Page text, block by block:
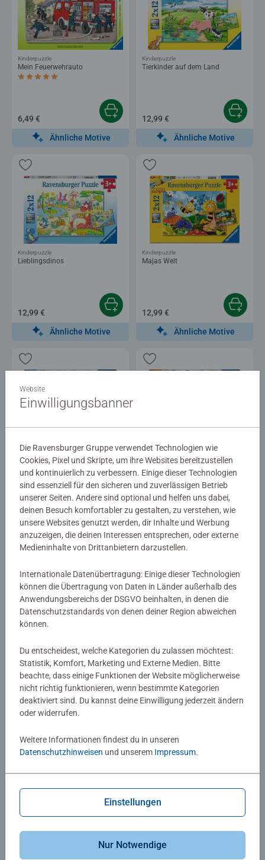
Mein Feuerwehrauto
Durchschnittliche Bewertung 5,0 von 5 Sternen.
Kinderpuzzle
6,49 €
Ähnliche Motive
Tierkinder auf dem Land
Kinderpuzzle
12,99 €
Ähnliche Motive
Lieblingsdinos
Kinderpuzzle
12,99 €
Ähnliche Motive
Majas Welt
Kinderpuzzle
12,99 €
Ähnliche Motive
Peppas Abenteuer
Kinderpuzzle
12,99 €
Ähnliche Motive
Wieso? Weshalb? Warum? Tiere
im Wald und auf der Wiese
Kinderpuzzle
12,99 €
Ähnliche Motive
Die Maus und der Grüffelo
6,49 €
Straßenbaustelle
12,99 €
Durchschnittliche Bewertung 5,0 von 5 Sternen.
Kinderpuzzle
Familienzeit
Website
Einwilligungsbanner
Die Ravensburger Gruppe verwendet Technologien wie
Cookies, Pixel und Skripte, um ihre Websites bereitzustellen
und kontinuierlich zu verbessern. Einige dieser Technologien
sind essenziell für den sicheren und zuverlässigen Betrieb
unserer Seiten. Andere sind optional und helfen uns dabei,
deinen Besuch komfortabler zu gestalten, zu verstehen, wie
unsere Websites genutzt werden, dir Inhalte und Werbung
anzuzeigen, die deinen Interessen entsprechen, oder externe
Medieninhalte von Drittanbietern darzustellen.
Internationale Datenübertragung: Einige dieser Technologien
können die Übertragung von Daten in Länder außerhalb des
Anwendungsbereichs der DSGVO beinhalten, in denen die
Datenschutzstandards von denen deiner Region abweichen
können.
Du entscheidest, welche Kategorien du zulassen möchtest:
Statistik, Komfort, Marketing und Externe Medien. Bitte
beachte, dass einige Funktionen der Website möglicherweise
nicht richtig funktionieren, wenn bestimmte Kategorien
deaktiviert sind. Du kannst deine Einwilligung jederzeit ändern
oder widerrufen.
Weitere Informationen findest du in unseren
Datenschutzhinweisen und unserem Impressum.
Einstellungen
Nur Notwendige